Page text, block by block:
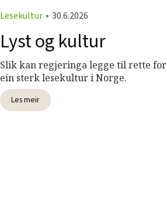
Lesekultur • 30.6.2026
Lyst og kultur
Slik kan regjeringa legge til rette for
ein sterk lesekultur i Norge.
Les meir